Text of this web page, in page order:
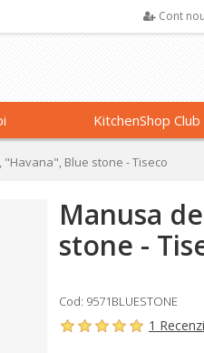
Cont nou
KitchenShop Club
Blue stone - Tiseco
Manusa
stone -
Cod: 9571BLUESTONE
1